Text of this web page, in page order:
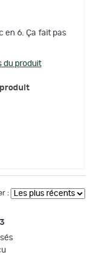
en 6. Ça fait pas
du produit
: